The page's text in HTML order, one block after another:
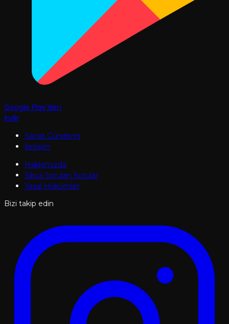
Google Play'den
İndir
Sanat Gündemi
İletişim
Hakkımızda
Sıkça Sorulan Sorular
Yasal Hükümler
Bizi takip edin